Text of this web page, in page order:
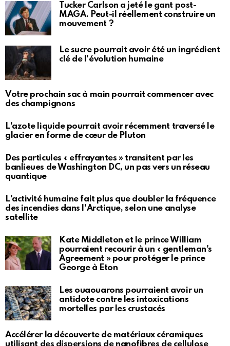
Tucker Carlson a jeté le gant post-
MAGA. Peut-il réellement construire un
mouvement ?
Le sucre pourrait avoir été un ingrédient
clé de l'évolution humaine
Votre prochain sac à main pourrait commencer avec
des champignons
L'azote liquide pourrait avoir récemment traversé le
glacier en forme de cœur de Pluton
Des particules « effrayantes » transitent par les
banlieues de Washington DC, un pas vers un réseau
quantique
L'activité humaine fait plus que doubler la fréquence
des incendies dans l'Arctique, selon une analyse
satellite
Kate Middleton et le prince William
pourraient recourir à un « gentleman's
Agreement » pour protéger le prince
George à Eton
Les ouaouarons pourraient avoir un
antidote contre les intoxications
mortelles par les crustacés
Accélérer la découverte de matériaux céramiques